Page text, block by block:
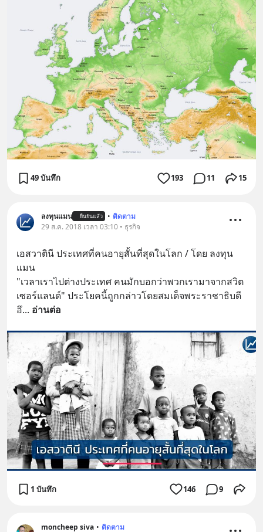
49 บันทึก 193 11 15
ลงทุนแมน ยืนยันแล้ว • ติดตาม
29 ส.ค. 2018 เวลา 03:10 • ธุรกิจ
เอสวาตินี ประเทศที่คนอายุสั้นที่สุดในโลก / โดย ลงทุน
แมน
"เวลาเราไปต่างประเทศ คนมักบอกว่าพวกเรามาจากสวิต
เซอร์แลนด์" ประโยคนี้ถูกกล่าวโดยสมเด็จพระราชาธิบดี
อึ... อ่านต่อ
1 บันทึก 146 9
moncheep siva • ติดตาม